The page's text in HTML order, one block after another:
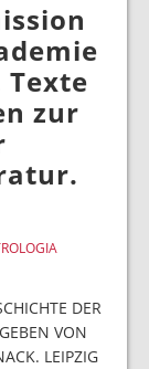
Texte
zur
DER
VON
LEIPZIG